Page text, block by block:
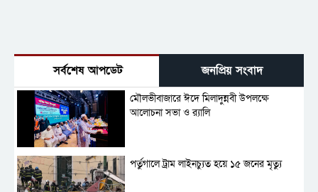
সর্বশেষ আপডেট জনপ্রিয় সংবাদ
মৌলভীবাজারে ঈদে মিলাদুন্নবী উপলক্ষে
আলোচনা সভা ও র‍্যালি
পর্তুগালে ট্রাম লাইনচ্যুত হয়ে ১৫ জনের মৃত্যু